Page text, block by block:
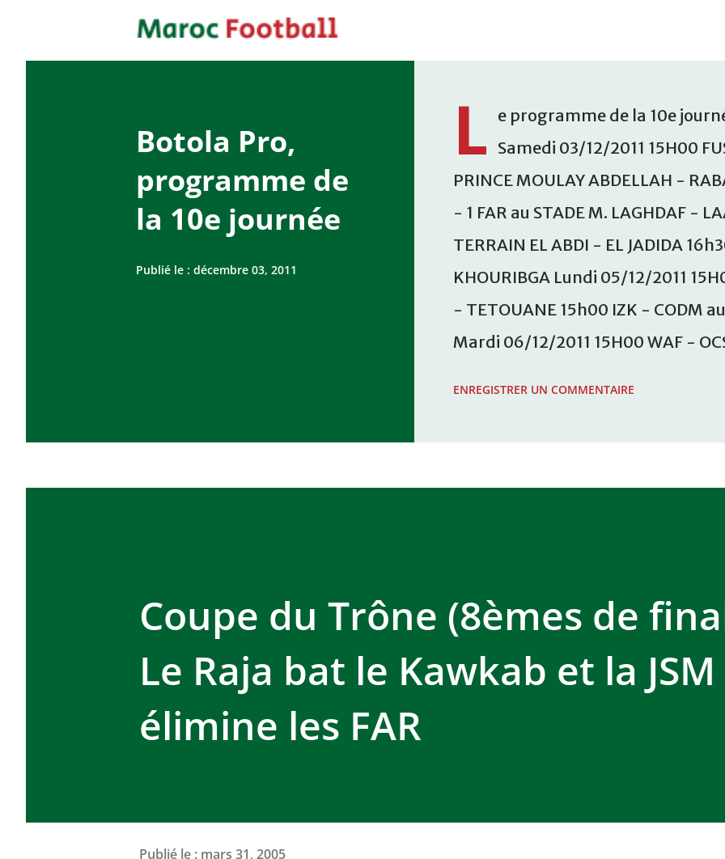
Botola Pro,
programme de
la 10e journée
Publié le : décembre 03, 2011
L e programme de la 10e
Samedi 03/12/2011 15H00
PRINCE MOULAY ABDELLAH -
- 1 FAR au STADE M. LAGHDAF -
TERRAIN EL ABDI - EL JADIDA
KHOURIBGA Lundi 05/12/2011
- TETOUANE 15h00 IZK - CODM
Mardi 06/12/2011 15H00 WAF -
ENREGISTRER UN COMMENTAIRE
Coupe du Trône (8èmes de
Le Raja bat le Kawkab et la JSM
élimine les FAR
Publié le : mars 31, 2005